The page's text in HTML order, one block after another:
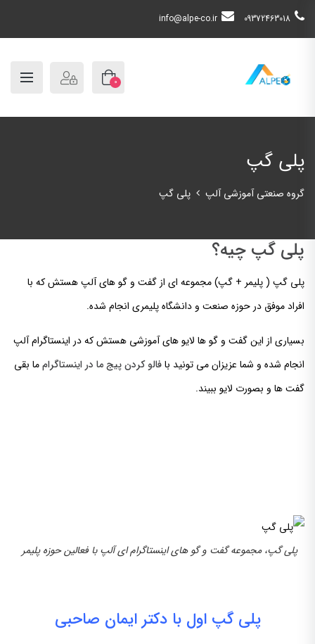
09372463018
info@alpe-co.ir
0
پلی گپ
گروه صنعتی آموزشی آلپ پلی گپ
پلی گپ چیه؟
پلی گپ ( پلیمر + گپ) مجموعه ای از گفت و گو های آلپ هستش که با
افراد موفق در حوزه صنعت و دانشگاه پلیمری انجام شده.
بسیاری از این گفت و گو ها لایو های آموزشی هستش که در اینستاگرام آلپ
انجام شده و شما عزیزان می تونید بافالو کردن پیج ما در اینستاگرامما بقی
گفت ها و بصورت لایو ببیند.
پلی گپ، مجموعه گفت و گو های اینستاگرام ای آلپ با فعالین حوزه پلیمر
پلی گپ اول با دکتر ایمان صاحبی